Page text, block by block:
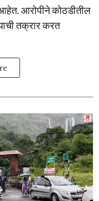
आरोपीने कोठडीतील
तक्रार करत